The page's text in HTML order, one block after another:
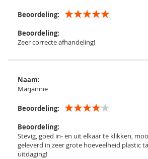
Beoordeling:
Beoordeling:
Zeer correcte afhandeling!
Naam:
Marjannie
Beoordeling:
Beoordeling:
Stevig, goed in- en uit elkaar te klikken,
geleverd in zeer grote hoeveelheid plastic
uitdaging!